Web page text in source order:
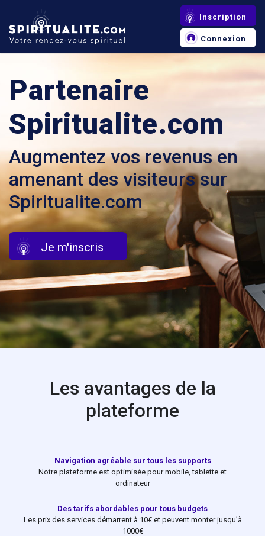
Inscription
Connexion
Partenaire
Spiritualite.com
Augmentez vos revenus en
amenant des visiteurs sur
Spiritualite.com
Je m'inscris
Les avantages de la
plateforme
Navigation agréable sur tous les supports
Notre plateforme est optimisée pour mobile, tablette et
ordinateur
Des tarifs abordables pour tous budgets
Les prix des services démarrent à 10€ et peuvent monter jusqu’à
1000€